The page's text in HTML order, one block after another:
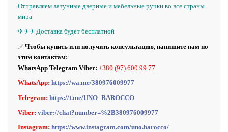
Отправляем латунные дверные и мебельные ручки во все страны
мира
✈️✈️✈️ Доставка будет бесплатной
✅ Чтобы купить или получить консультацию, напишите нам по
этим контактам:
WhatsApp Telegram Viber: +380 (97) 600 99 77
WhatsApp: https://wa.me/380976009977
Telegram: https://t.me/UNO_BAROCCO
Viber: viber://chat?number=%2B380976009977
Instagram: https://www.instagram.com/uno.barocco/